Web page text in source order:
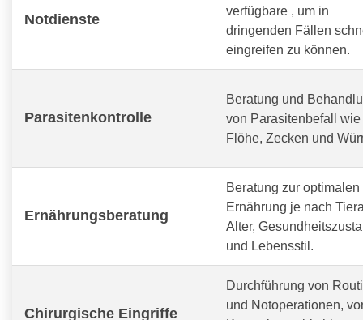
Notdienste
verfügbare , um in
dringenden Fällen
eingreifen zu können.
Parasitenkontrolle
Beratung und
von Parasitenbefall wie
Flöhe, Zecken und
Ernährungsberatung
Beratung zur optimalen
Ernährung je nach
Alter,
und Lebensstil.
Chirurgische Eingriffe
Durchführung von
und Notoperationen,